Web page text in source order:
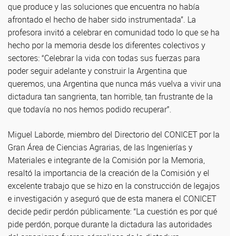
que produce y las soluciones que encuentra no había
afrontado el hecho de haber sido instrumentada”. La
profesora invitó a celebrar en comunidad todo lo que se ha
hecho por la memoria desde los diferentes colectivos y
sectores: “Celebrar la vida con todas sus fuerzas para
poder seguir adelante y construir la Argentina que
queremos, una Argentina que nunca más vuelva a vivir una
dictadura tan sangrienta, tan horrible, tan frustrante de la
que todavía no nos hemos podido recuperar”.
Miguel Laborde, miembro del Directorio del CONICET por la
Gran Área de Ciencias Agrarias, de las Ingenierías y
Materiales e integrante de la Comisión por la Memoria,
resaltó la importancia de la creación de la Comisión y el
excelente trabajo que se hizo en la construcción de legajos
e investigación y aseguró que de esta manera el CONICET
decide pedir perdón públicamente: “La cuestión es por qué
pide perdón, porque durante la dictadura las autoridades